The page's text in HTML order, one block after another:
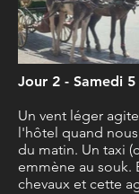
Jour 2 - Samedi
Un vent léger
l'hôtel quand
du matin. Un taxi
emmène au souk.
chevaux et cette